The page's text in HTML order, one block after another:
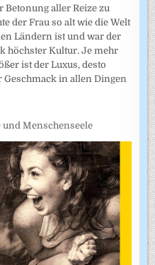
aller Reize zu
der Frau so alt wie die Welt
Ländern ist und war der
höchster Kultur. Je mehr
ist der Luxus, desto
in allen Dingen
Menschenseele